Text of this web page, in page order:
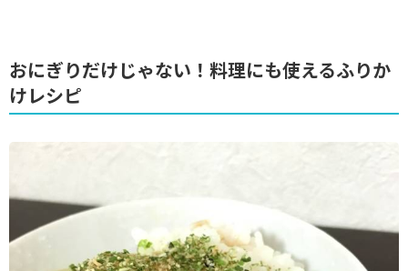
おにぎりだけじゃない！料理にも使えるふりか
けレシピ